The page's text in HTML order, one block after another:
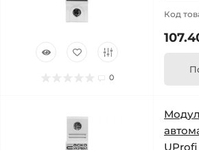
0
Код
UProfi